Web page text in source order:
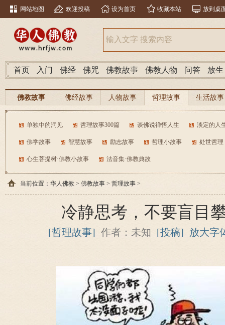
网站地图 欢迎投稿 设为首页 收藏本站 放到桌
首页 入门 佛经 佛咒 佛教故事 佛教人物 问答 放生
佛教故事 佛经故事 人物故事 哲理故事 生活故事
单独中的洞见 哲理故事300篇 谈佛说禅悟人生 淡定的人
佛学故事 智慧故事 励志故事 哲理小故事 处世哲理
心生菩提树·佛教小故事 法音集·佛教典故
当前位置： 华人佛教 > 佛教故事 > 哲理故事 >
冷静思考，不要盲目
[哲理故事] 作者：未知 [投稿] 放大字